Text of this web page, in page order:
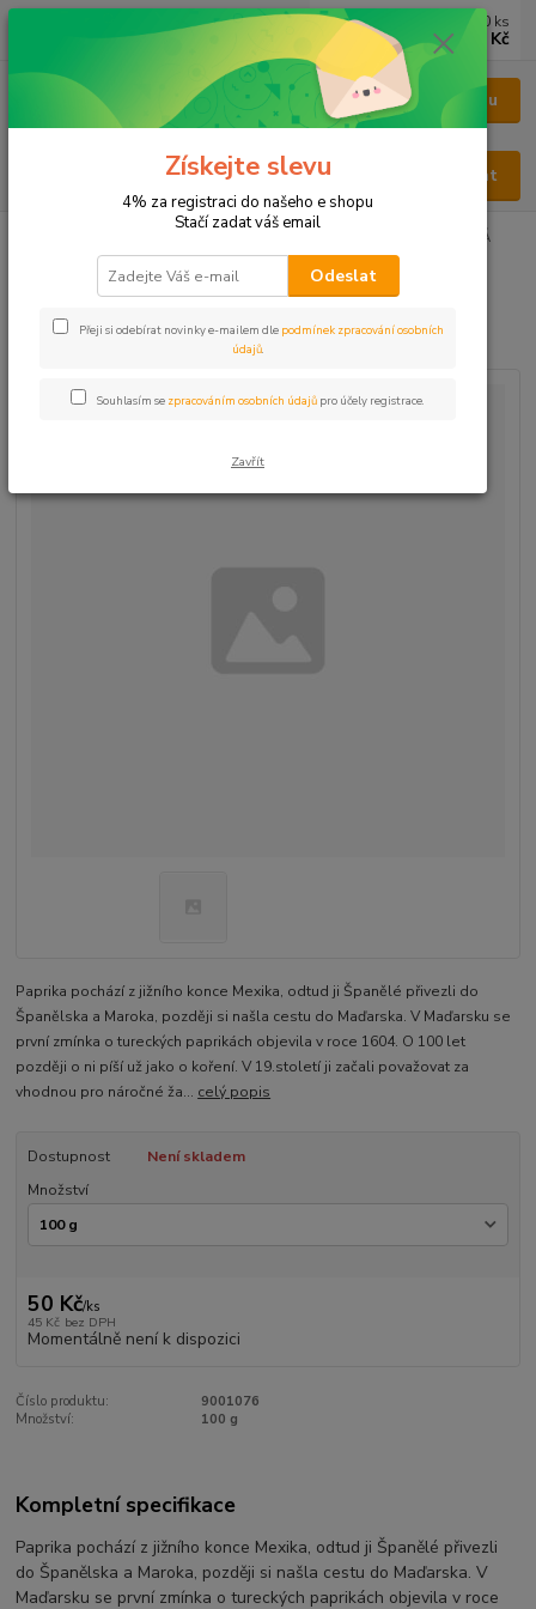
Menu
Hledat
0 ks
0 Kč
Paprika ostrá ASTA 80 ŠPANĚLSKÁ
Paprika ostrá ASTA 80
ŠPANĚLSKÁ
Paprika pochází z jižního konce Mexika, odtud ji Španělé přivezli do
Španělska a Maroka, později si našla cestu do Maďarska. V Maďarsku se
první zmínka o tureckých paprikách objevila v roce 1604. O 100 let
později o ni píší už jako o koření. V 19.století ji začali považovat za
vhodnou pro náročné ža... celý popis
Dostupnost
Není skladem
Množství
50 Kč/ks
45 Kč bez DPH
Momentálně není k dispozici
Číslo produktu:
9001076
Množství:
100 g
Kompletní specifikace
Paprika pochází z jižního konce Mexika, odtud ji Španělé přivezli
do Španělska a Maroka, později si našla cestu do Maďarska. V
Maďarsku se první zmínka o tureckých paprikách objevila v roce
Získejte slevu
4% za registraci do našeho e shopu
Stačí zadat váš email
Odeslat
Přeji si odebírat novinky e-mailem dle podmínek zpracování osobních
údajů.
Souhlasím se zpracováním osobních údajů pro účely registrace.
Zavřít